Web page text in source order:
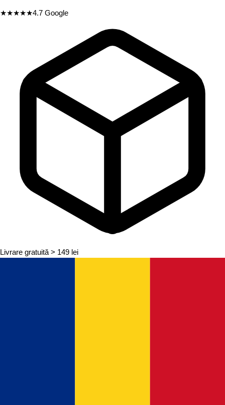
★★★★★4.7 Google
Livrare gratuită > 149 lei